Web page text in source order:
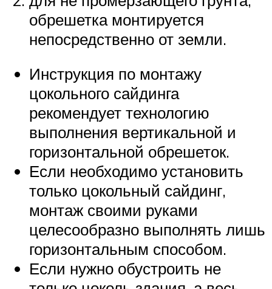
обрешетка монтируется
непосредственно от земли.
Инструкция по монтажу
цокольного сайдинга
рекомендует технологию
выполнения вертикальной и
горизонтальной обрешеток.
Если необходимо установить
только цокольный сайдинг,
монтаж своими руками
целесообразно выполнять лишь
горизонтальным способом.
Если нужно обустроить не